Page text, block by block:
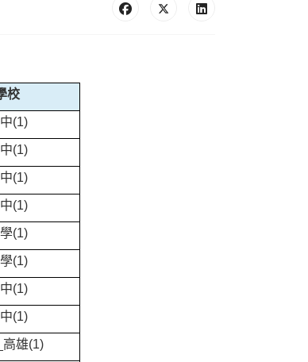
校
(1)
(1)
(1)
(1)
(1)
(1)
(1)
(1)
高雄(1)